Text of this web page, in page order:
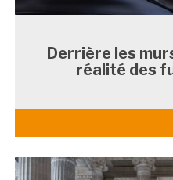
Derrière les
réalité des